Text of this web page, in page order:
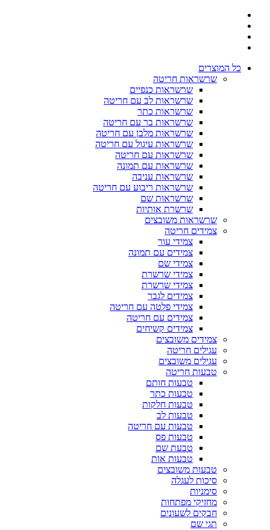
כל המוצרים
שרשראות חריטה
שרשראות כנפיים
שרשראות לב עם חריטה
שרשראות כתר
שרשראות בר עם חריטה
שרשראות מלבן עם חריטה
שרשראות עיגול עם חריטה
שרשראות עם חריטה
שרשראות עם תמונה
שרשראות עניבה
שרשראות ריבוע עם חריטה
שרשראות שם
שרשרת אותיות
שרשראות משובצים
צמידים חריטה
צמידי עור
צמידים עם תמונה
צמידי שם
צמידי שרשרת
צמידי שרשרת
צמידים לגבר
צמידי פלטה עם חריטה
צמידים עם חריטה
צמידים קשיחים
צמידים משובצים
עגילים חריטה
עגילים משובצים
טבעות חריטה
טבעות חותם
טבעות כתר
טבעות חלקות
טבעות לב
טבעות עם חריטה
טבעות פס
טבעת שם
טבעות אות
טבעות משובצים
סיכות לעגלה
סימניות
מחזיקי מפתחות
חבקים לשעונים
תגי שם